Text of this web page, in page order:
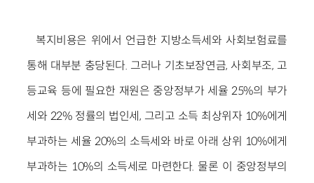
복지비용은 위에서 언급한 지방소득세와 사회보험료를
통해 대부분 충당된다. 그러나 기초보장연금, 사회부조, 고
등교육 등에 필요한 재원은 중앙정부가 세율 25%의 부가
세와 22% 정률의 법인세, 그리고 소득 최상위자 10%에게
부과하는 세율 20%의 소득세와 바로 아래 상위 10%에게
부과하는 10%의 소득세로 마련한다. 물론 이 중앙정부의